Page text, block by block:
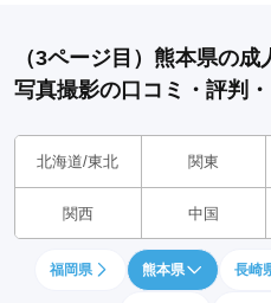
（3ページ目）熊本県の
写真撮影の口コミ・評判
北海道/東北 関東
関西 中国
福岡県 熊本県 長崎